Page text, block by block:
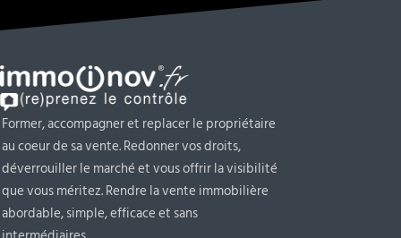
Former, accompagner et replacer le propriétaire
au coeur de sa vente. Redonner vos droits,
déverrouiller le marché et vous offrir la visibilité
que vous méritez. Rendre la vente immobilière
abordable, simple, efficace et sans